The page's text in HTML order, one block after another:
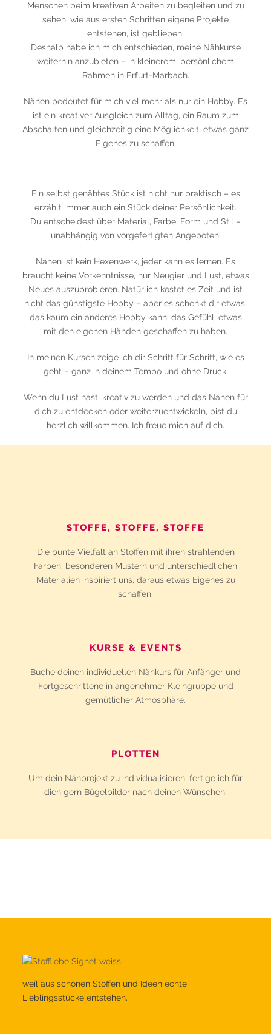
Menschen beim kreativen Arbeiten zu begleiten und zu
sehen, wie aus ersten Schritten eigene Projekte
entstehen, ist geblieben.
Deshalb habe ich mich entschieden, meine Nähkurse
weiterhin anzubieten – in kleinerem, persönlichem
Rahmen in Erfurt-Marbach.
Nähen bedeutet für mich viel mehr als nur ein Hobby. Es
ist ein kreativer Ausgleich zum Alltag, ein Raum zum
Abschalten und gleichzeitig eine Möglichkeit, etwas ganz
Eigenes zu schaffen.
Ein selbst genähtes Stück ist nicht nur praktisch – es
erzählt immer auch ein Stück deiner Persönlichkeit.
Du entscheidest über Material, Farbe, Form und Stil –
unabhängig von vorgefertigten Angeboten.
Nähen ist kein Hexenwerk, jeder kann es lernen. Es
braucht keine Vorkenntnisse, nur Neugier und Lust, etwas
Neues auszuprobieren. Natürlich kostet es Zeit und ist
nicht das günstigste Hobby – aber es schenkt dir etwas,
das kaum ein anderes Hobby kann: das Gefühl, etwas
mit den eigenen Händen geschaffen zu haben.
In meinen Kursen zeige ich dir Schritt für Schritt, wie es
geht – ganz in deinem Tempo und ohne Druck.
Wenn du Lust hast, kreativ zu werden und das Nähen für
dich zu entdecken oder weiterzuentwickeln, bist du
herzlich willkommen. Ich freue mich auf dich.
STOFFE, STOFFE, STOFFE
Die bunte Vielfalt an Stoffen mit ihren strahlenden
Farben, besonderen Mustern und unterschiedlichen
Materialien inspiriert uns, daraus etwas Eigenes zu
schaffen.
KURSE & EVENTS
Buche deinen individuellen Nähkurs für Anfänger und
Fortgeschrittene in angenehmer Kleingruppe und
gemütlicher Atmosphäre.
PLOTTEN
Um dein Nähprojekt zu individualisieren, fertige ich für
dich gern Bügelbilder nach deinen Wünschen.
weil aus schönen Stoffen und Ideen echte
Lieblingsstücke entstehen.